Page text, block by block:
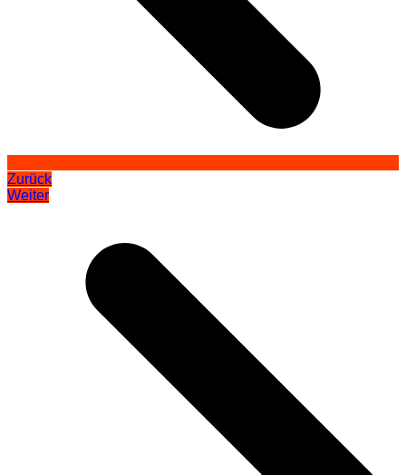
Zurück
Weiter